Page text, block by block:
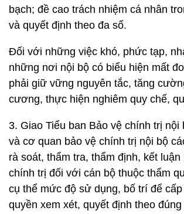
bạch; đề cao trách nhiệm cá nhân
và quyết định theo đa số.
Đối với những việc khó, phức tạp,
những nơi nội bộ có biểu hiện mất
phải giữ vững nguyên tắc, tăng
cương, thực hiện nghiêm quy chế,
3. Giao Tiểu ban Bảo vệ chính trị nội
và cơ quan bảo vệ chính trị nội bộ
rà soát, thẩm tra, thẩm định, kết luận
chính trị đối với cán bộ thuộc thẩm
cụ thể mức độ sử dụng, bố trí để cấp
quyền xem xét, quyết định theo